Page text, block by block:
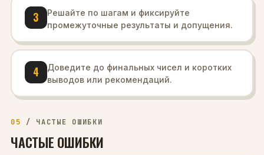
3
Решайте по шагам и фиксируйте
промежуточные результаты и допущения.
4
Доведите до финальных чисел и коротких
выводов или рекомендаций.
05 / ЧАСТЫЕ ОШИБКИ
ЧАСТЫЕ ОШИБКИ